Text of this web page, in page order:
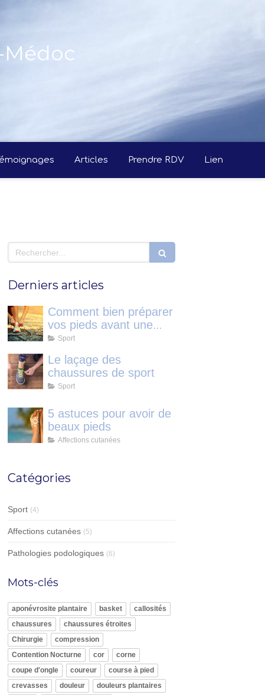
Articles Prendre RDV Lien
Derniers articles
Comment bien préparer
vos pieds avant une
course?
Sport
Le laçage des
chaussures de sport
Sport
5 astuces pour avoir de
beaux pieds
Affections cutanées
Catégories
Sport (4)
Affections cutanées (5)
Pathologies podologiques (6)
Mots-clés
aponévrosite plantaire basket
callosités
chaussures
chaussures étroites
Chirurgie
compression
Contention Nocturne
cor
corne
coupe d'ongle
coureur
course à pied
crevasses
douleur
douleurs plantaires